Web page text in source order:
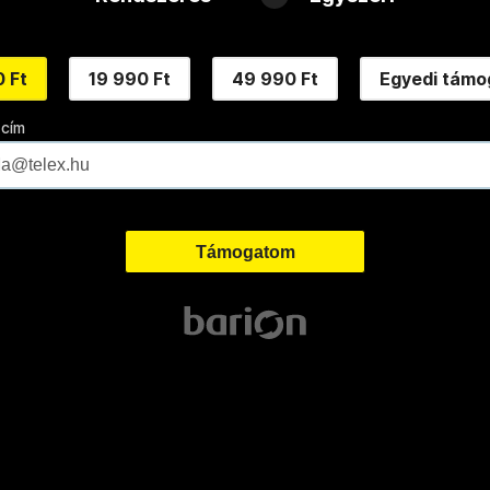
Ft 19 990 Ft 49 990 Ft Egyedi